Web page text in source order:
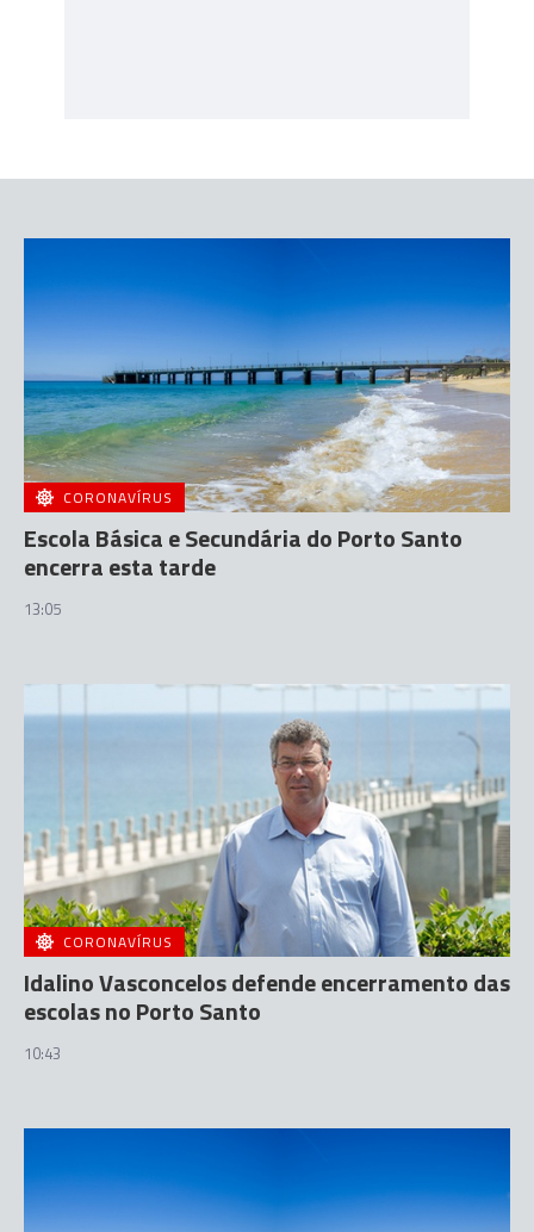
CORONAVÍRUS
Escola Básica e Secundária do Porto Santo
encerra esta tarde
13:05
CORONAVÍRUS
Idalino Vasconcelos defende encerramento das
escolas no Porto Santo
10:43